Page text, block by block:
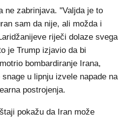
ne zabrinjava. "Valjda je to
sam da nije, ali možda i
riječi dolaze svega
je Trump izjavio da bi
bombardiranje Irana,
u lipnju izvele napade na
postrojenja.
pokažu da Iran može